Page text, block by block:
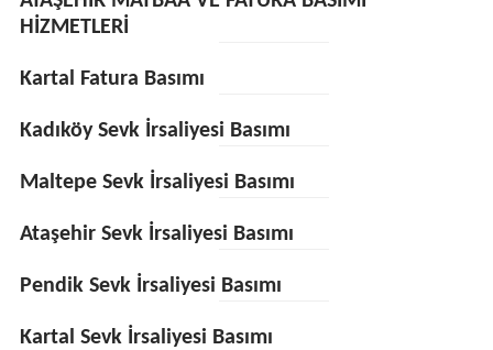
HİZMETLERİ
Kartal Fatura Basımı
Kadıköy Sevk İrsaliyesi Basımı
Maltepe Sevk İrsaliyesi Basımı
Ataşehir Sevk İrsaliyesi Basımı
Pendik Sevk İrsaliyesi Basımı
Kartal Sevk İrsaliyesi Basımı